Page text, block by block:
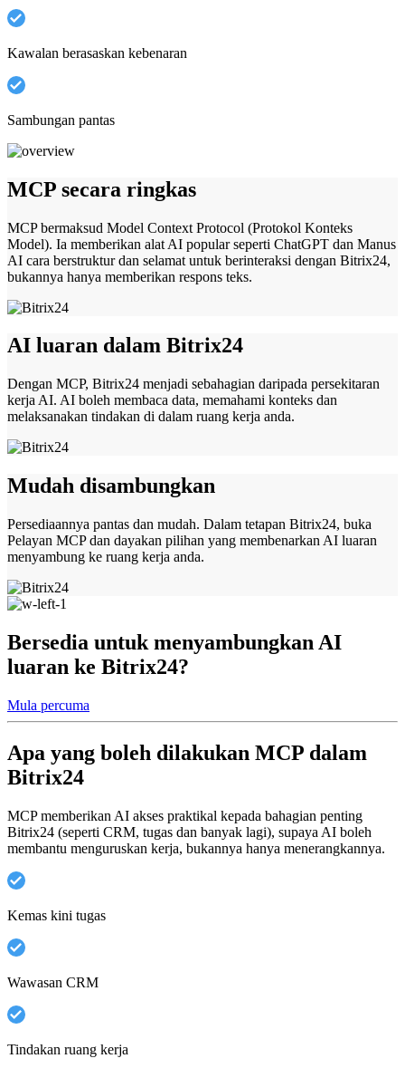
Kawalan berasaskan kebenaran
Sambungan pantas
MCP secara ringkas
MCP bermaksud Model Context Protocol (Protokol Konteks
Model). Ia memberikan alat AI popular seperti ChatGPT dan Manus
AI cara berstruktur dan selamat untuk berinteraksi dengan Bitrix24,
bukannya hanya memberikan respons teks.
AI luaran dalam Bitrix24
Dengan MCP, Bitrix24 menjadi sebahagian daripada persekitaran
kerja AI. AI boleh membaca data, memahami konteks dan
melaksanakan tindakan di dalam ruang kerja anda.
Mudah disambungkan
Persediaannya pantas dan mudah. Dalam tetapan Bitrix24, buka
Pelayan MCP dan dayakan pilihan yang membenarkan AI luaran
menyambung ke ruang kerja anda.
Bersedia untuk menyambungkan AI
luaran ke Bitrix24?
Mula percuma
Apa yang boleh dilakukan MCP dalam
Bitrix24
MCP memberikan AI akses praktikal kepada bahagian penting
Bitrix24 (seperti CRM, tugas dan banyak lagi), supaya AI boleh
membantu menguruskan kerja, bukannya hanya menerangkannya.
Kemas kini tugas
Wawasan CRM
Tindakan ruang kerja